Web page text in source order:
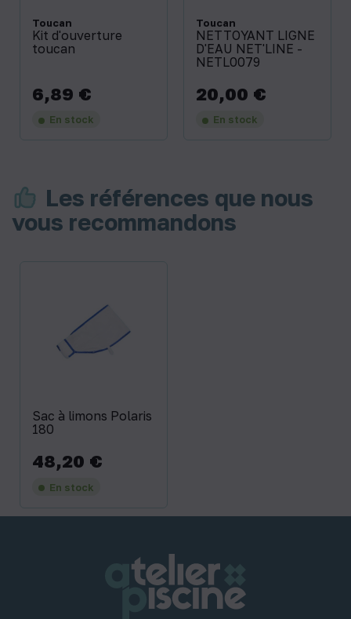
Toucan
Kit d'ouverture
toucan
Prix
6,89 €
En stock
Toucan
NETTOYANT LIGNE
D'EAU NET'LINE -
NETL0079
Prix
20,00 €
En stock
Les références que nous
vous recommandons
Sac à limons Polaris
180
Prix
48,20 €
En stock